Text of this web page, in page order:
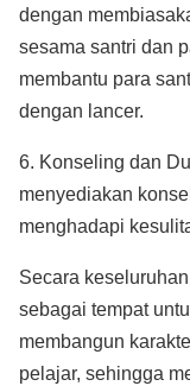
dengan
sesama santri dan
membantu para
dengan lancer.
6. Konseling dan
menyediakan
menghadapi
Secara
sebagai tempat
membangun
pelajar, sehingga